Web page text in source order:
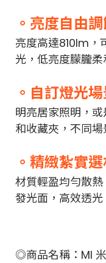
。亮度自由
亮度高達810lm，
光，低亮度朦朧
。自訂燈光
明亮居家照明，
和收藏夾，不同
。精緻紮實
材質輕盈均勻散
發光面，高效透光
◎商品名稱：MI